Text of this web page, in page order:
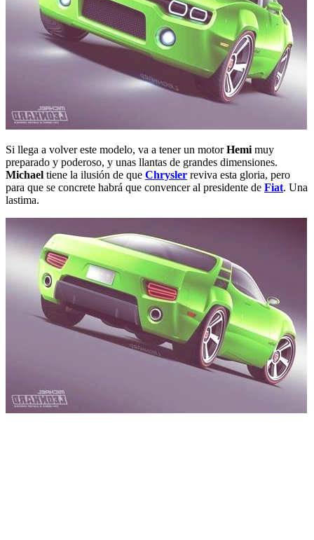
Si llega a volver este modelo, va a tener un motorHemi muy
preparado y poderoso, y unas llantas de grandes dimensiones.
Michael tiene la ilusión de que Chrysler reviva esta gloria, pero
para que se concrete habrá que convencer al presidente de Fiat. Una
lastima.